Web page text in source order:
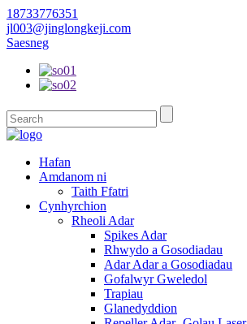
18733776351
jl003@jinglongkeji.com
Saesneg
Hafan
Amdanom ni
Taith Ffatri
Cynhyrchion
Rheoli Adar
Spikes Adar
Rhwydo a Gosodiadau
Adar Adar a Gosodiadau
Gofalwyr Gweledol
Trapiau
Glanedyddion